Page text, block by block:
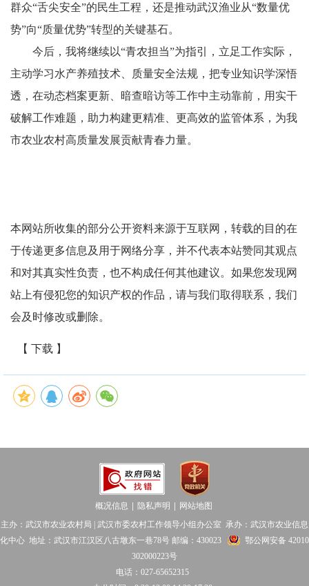
群众“舌尖安全”的民生工程，还是推动武汉渔业从“数量优
势”向“质量优势”转型的关键基石。
今后，我将继续以“青农担当”为指引，立足工作实际，
主动学习水产养殖技术、质量安全法规，把专业知识学深悟
透，在动态档案更新、暗查暗访等工作中主动靠前，用实干
破解工作难题，助力构建更精准、更高效的监管体系，为我
市农业农村高质量发展贡献青春力量。
本网站所收集的部分公开资料来源于互联网，转载的目的在
于传递更多信息及用于网络分享，并不代表本站赞同其观点
和对其真实性负责，也不构成任何其他建议。如果您发现网
站上有侵犯您的知识产权的作品，请与我们取得联系，我们
会及时修改或删除。
【 下载 】
概况信息 隐私声明
网站地图
主办：武汉市农业农村局 | 武汉市委农村工作领导小组办公室 承办：武汉市农业信息
化中心 地址：武汉市江汉区八古墩东一巷78号 邮编：430023
鄂公网安备 42010
302000223号
电话：027-65652315